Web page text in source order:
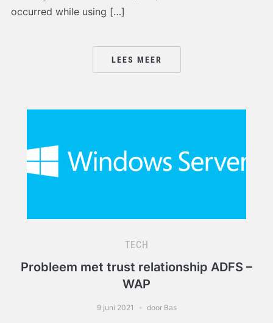
occurred while using […]
LEES MEER
TECH
Probleem met trust relationship ADFS –
WAP
9 juni 2021 door Bas